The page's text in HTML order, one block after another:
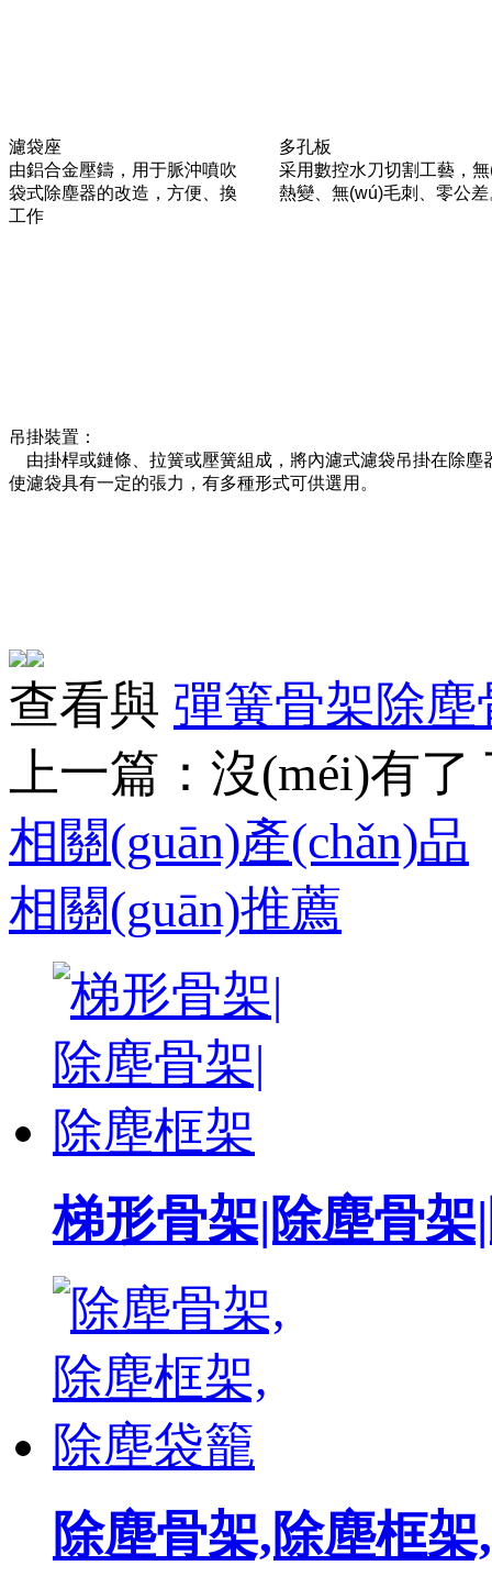
濾袋座
由鋁合金壓鑄，用于脈沖噴吹
袋式除塵器的改造，方便、換
工作
多孔板
采用數控水刀切割工藝，
熱變、無(wú)毛刺、零公差
吊掛裝置：
由掛桿或鏈條、拉簧或壓簧組成，將內濾式濾袋吊掛在除
使濾袋具有一定的張力，有多種形式可供選用。
查看與 彈簧骨架除塵
上一篇： 沒(méi)有了
相關(guān)產(chǎn)品
相關(guān)推薦
梯形骨架|除塵骨架
除塵骨架,除塵框